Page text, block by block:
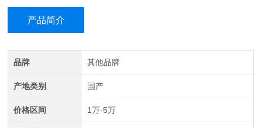
产品简介
品牌 其他品牌
产地类别 国产
价格区间 1万-5万